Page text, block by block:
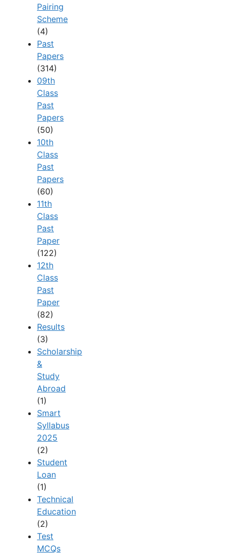
Pairing
Scheme
(4)
Past
Papers
(314)
09th
Class
Past
Papers
(50)
10th
Class
Past
Papers
(60)
11th
Class
Past
Paper
(122)
12th
Class
Past
Paper
(82)
Results
(3)
Scholarship
&
Study
Abroad
(1)
Smart
Syllabus
2025
(2)
Student
Loan
(1)
Technical
Education
(2)
Test
MCQs